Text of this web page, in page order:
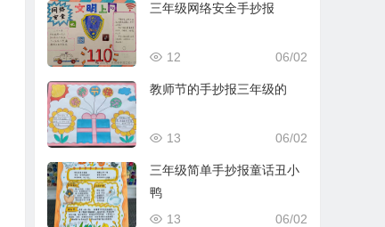
三年级网络安全手抄报
06/02
12
教师节的手抄报三年级的
06/02
13
三年级简单手抄报童话丑小
鸭
06/02
13